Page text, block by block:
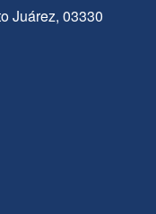
Juárez, 03330